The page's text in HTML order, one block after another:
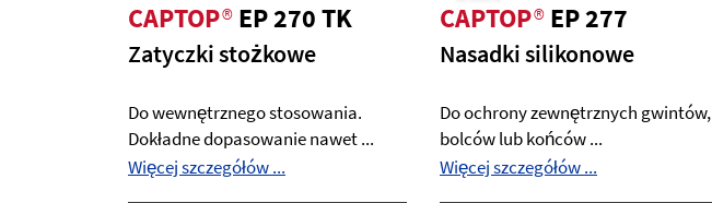
CAPTOP®EP 270 TK
Zatyczki stożkowe
Do wewnętrznego stosowania.
Dokładne dopasowanie nawet ...
Więcej szczegółów ...
CAPTOP®EP 277
Nasadki silikonowe
Do ochrony zewnętrznych gwintów,
bolców lub końców ...
Więcej szczegółów ...